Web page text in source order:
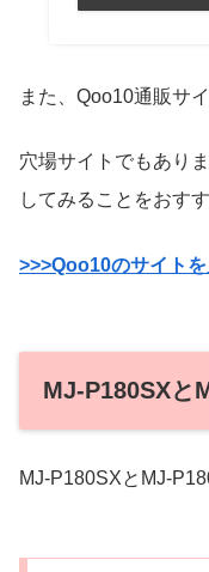
また、Qoo10通販サ
穴場サイトでもあり
してみることをおす
>>>Qoo10のサイト
MJ-P180SXと
MJ-P180SXとMJ-